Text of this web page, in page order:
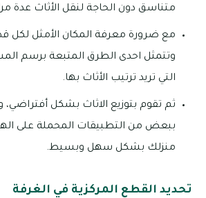
متناسق دون الحاجة لنقل الأثاث عدة
مع ضرورة معرفة المكان الأمثل لكل
وتتمثل احدى الطرق المتبعة برسم
التي تريد ترتيب الأثاث بها.
ثم تقوم بتوزيع الاثاث بشكل أفتراضي،
ببعض من التطبيقات المحملة على
منزلك بشكل سهل وبسيط.
تحديد القطع المركزية في الغرفة